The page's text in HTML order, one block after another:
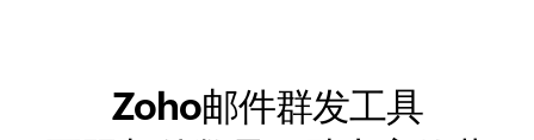
Zoho邮件群发工具